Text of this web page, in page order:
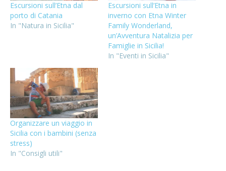
Escursioni sull’Etna dal
porto di Catania
In "Natura in Sicilia"
Escursioni sull’Etna in
inverno con Etna Winter
Family Wonderland,
un’Avventura Natalizia per
Famiglie in Sicilia!
In "Eventi in Sicilia"
Organizzare un viaggio in
Sicilia con i bambini (senza
stress)
In "Consigli utili"